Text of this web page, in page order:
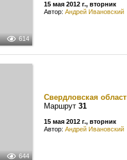
614
15 мая 2012 г., вторник
Автор: Андрей Ивановский
644
Свердловская
Маршрут 31
15 мая 2012 г., вторник
Автор: Андрей Ивановский